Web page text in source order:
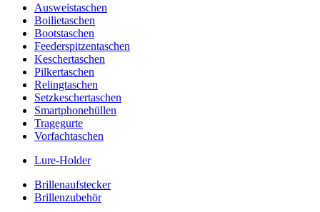
Ausweistaschen
Boilietaschen
Bootstaschen
Feederspitzentaschen
Keschertaschen
Pilkertaschen
Relingtaschen
Setzkeschertaschen
Smartphonehüllen
Tragegurte
Vorfachtaschen
Lure-Holder
Brillenaufstecker
Brillenzubehör